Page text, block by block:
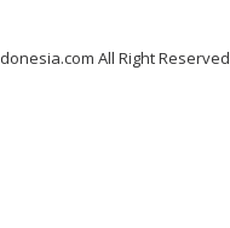
All Right Reserved